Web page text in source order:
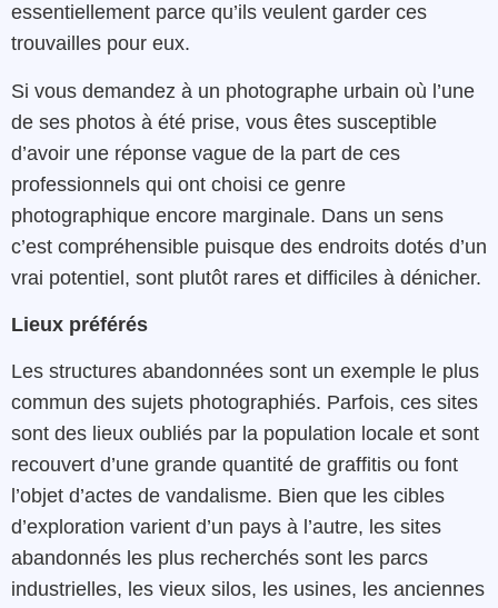
essentiellement parce qu’ils veulent garder ces
trouvailles pour eux.
Si vous demandez à un photographe urbain où l’une
de ses photos à été prise, vous êtes susceptible
d’avoir une réponse vague de la part de ces
professionnels qui ont choisi ce genre
photographique encore marginale. Dans un sens
c’est compréhensible puisque des endroits dotés d’un
vrai potentiel, sont plutôt rares et difficiles à dénicher.
Lieux préférés
Les structures abandonnées sont un exemple le plus
commun des sujets photographiés. Parfois, ces sites
sont des lieux oubliés par la population locale et sont
recouvert d’une grande quantité de graffitis ou font
l’objet d’actes de vandalisme. Bien que les cibles
d’exploration varient d’un pays à l’autre, les sites
abandonnés les plus recherchés sont les parcs
industrielles, les vieux silos, les usines, les anciennes